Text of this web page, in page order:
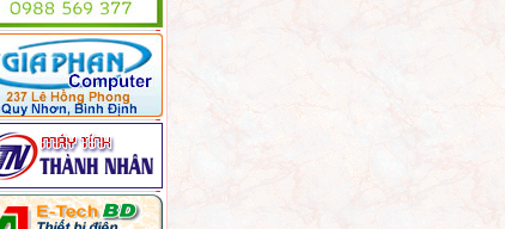
3 phiên bản Galaxy
S II 'tổng tấn công'
iPhone 5 ở Mỹ
Sony sản xuất màn
hình OLED giá rẻ
hơn 3 lần
Camera du lịch chụp
ảnh ngay cả khi
đang quay video
Intel đến từ ARM